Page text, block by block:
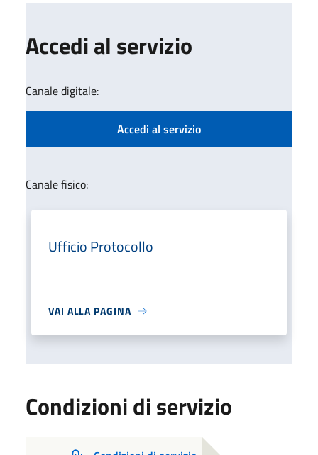
Accedi al servizio
Canale digitale:
Accedi al servizio
Canale fisico:
Ufficio Protocollo
VAI ALLA PAGINA
Condizioni di servizio